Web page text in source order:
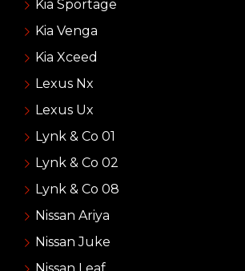
Kia Sportage
Kia Venga
Kia Xceed
Lexus Nx
Lexus Ux
Lynk & Co 01
Lynk & Co 02
Lynk & Co 08
Nissan Ariya
Nissan Juke